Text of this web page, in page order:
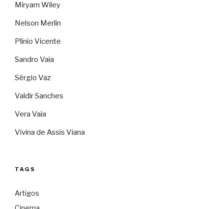
Miryam Wiley
Nelson Merlin
Plínio Vicente
Sandro Vaia
Sérgio Vaz
Valdir Sanches
Vera Vaia
Vivina de Assis Viana
TAGS
Artigos